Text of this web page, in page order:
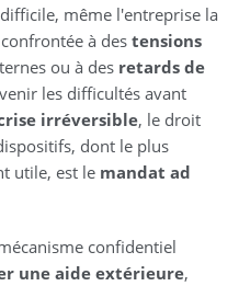
même l'entreprise la
à des tensions
ou à des retards de
les difficultés avant
irréversible, le droit
dont le plus
utile, est le mandat ad
confidentiel
une aide extérieure,